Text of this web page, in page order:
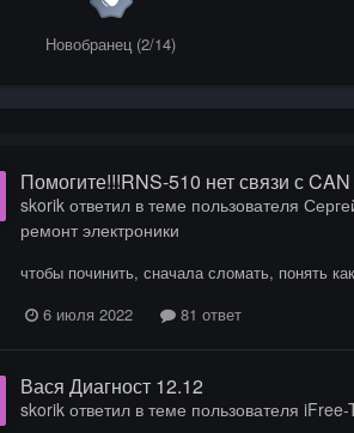
Новобранец (2/14)
Помогите!!!RNS-510 нет связи с
skorikответил в теме пользователя
ремонт электроники
чтобы починить, сначала сломать, понять
6 июля 2022
81 ответ
Вася Диагност 12.12
skorikответил в теме пользователя iFree-